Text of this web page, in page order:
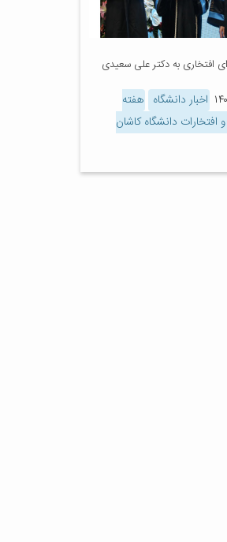
افتخاری به دکتر علی سعیدی
اخبار دانشگاه هفته
افتخارات دانشگاه کاشان